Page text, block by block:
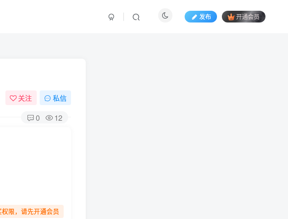
发布 开通会员
关注 私信
0 12
限，请先开通会员